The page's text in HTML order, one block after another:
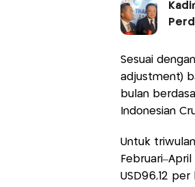
Sesuai
adjustment)
bulan
Indonesian
Untuk
USD96,12